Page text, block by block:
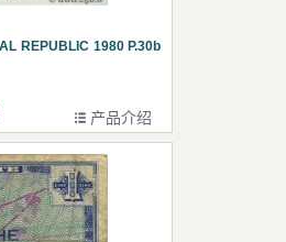
REPUBLIC 1980 P.30b
产品介绍